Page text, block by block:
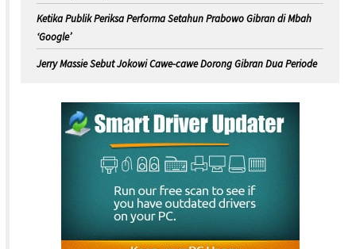
Ketika Publik Periksa Performa Setahun Prabowo Gibran di Mbah
‘Google’
Jerry Massie Sebut Jokowi Cawe-cawe Dorong Gibran Dua Periode